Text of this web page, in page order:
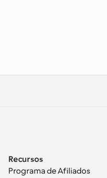
Recursos
Programa de Afiliados